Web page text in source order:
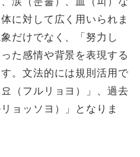
に対して広く用いられま
だけでなく、「努力し
た感情や背景を表現する
。文法的には規則活用で
（フルリョヨ）」、過去
ョッソヨ）」となりま